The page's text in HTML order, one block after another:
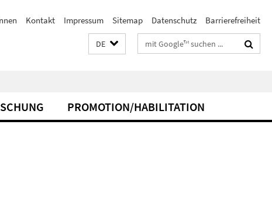
Kontakt Impressum Sitemap Datenschutz Barrierefreiheit
DE Suchbegriffe
PROMOTION/HABILITATION